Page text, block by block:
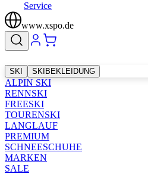
Service
www.xspo.de
SKI SKIBEKLEIDUNG
ALPIN SKI
RENNSKI
FREESKI
TOURENSKI
LANGLAUF
PREMIUM
SCHNEESCHUHE
MARKEN
SALE